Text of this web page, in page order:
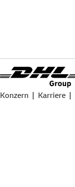
Konzern Karriere